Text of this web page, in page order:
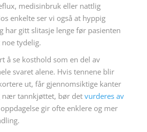
medisinbruk eller nattlig
enkelte ser vi også at hyppig
har gitt slitasje lenge før pasienten
tydelig.
å se kosthold som en del av
svaret alene. Hvis tennene blir
ut, får gjennomsiktige kanter
nær tannkjøttet, bør detvurderes av
gir ofte enklere og mer